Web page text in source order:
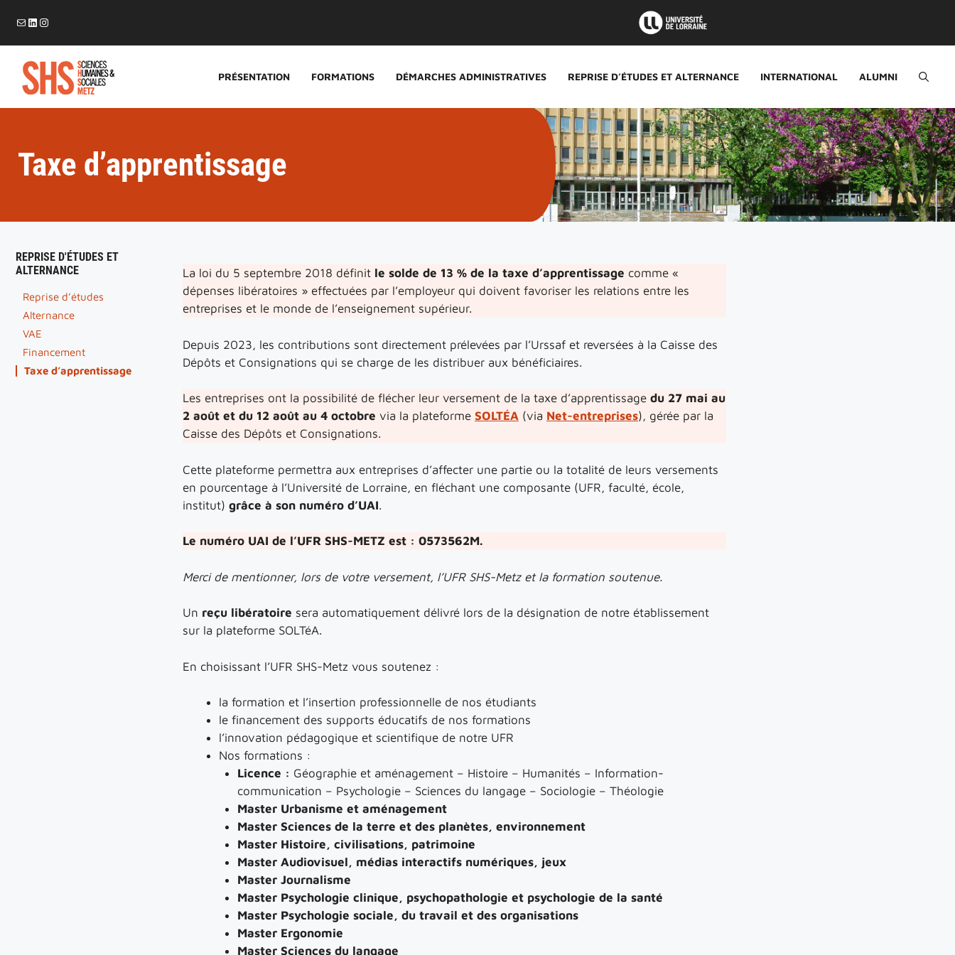
contenu
E-mailLinkedIn
Instagram
PRÉSENTATION FORMATIONS DÉMARCHES ADMINISTRATIVES REPRISE D’ÉTUDES ET ALTERNANCE INTERNATIONAL ALUMNI
Taxe d’apprentissage
La loi du 5 septembre 2018 définit le solde de 13 % de la taxe d’apprentissage comme «
dépenses libératoires » effectuées par l’employeur qui doivent favoriser les relations entre les
entreprises et le monde de l’enseignement supérieur.
Depuis 2023, les contributions sont directement prélevées par l’Urssaf et reversées à la Caisse des
Dépôts et Consignations qui se charge de les distribuer aux bénéficiaires.
Les entreprises ont la possibilité de flécher leur versement de la taxe d’apprentissage du 27 mai au
2 août et du 12 août au 4 octobre via la plateforme SOLTÉA (via Net-entreprises), gérée par la
Caisse des Dépôts et Consignations.
Cette plateforme permettra aux entreprises d’affecter une partie ou la totalité de leurs versements
en pourcentage à l’Université de Lorraine, en fléchant une composante (UFR, faculté, école,
institut) grâce à son numéro d’UAI.
Le numéro UAI de l’UFR SHS-METZ est : 0573562M.
Merci de mentionner, lors de votre versement, l’UFR SHS-Metz et la formation soutenue.
Un reçu libératoire sera automatiquement délivré lors de la désignation de notre établissement
sur la plateforme SOLTéA.
En choisissant l’UFR SHS-Metz vous soutenez :
la formation et l’insertion professionnelle de nos étudiants
le financement des supports éducatifs de nos formations
l’innovation pédagogique et scientifique de notre UFR
Nos formations :
Licence : Géographie et aménagement – Histoire – Humanités – Information-
communication – Psychologie – Sciences du langage – Sociologie – Théologie
Master Urbanisme et aménagement
Master Sciences de la terre et des planètes, environnement
Master Histoire, civilisations, patrimoine
Master Audiovisuel, médias interactifs numériques, jeux
Master Journalisme
Master Psychologie clinique, psychopathologie et psychologie de la santé
Master Psychologie sociale, du travail et des organisations
Master Ergonomie
Master Sciences du langage
REPRISE D'ÉTUDES ET
ALTERNANCE
Reprise d’études
Alternance
VAE
Financement
Taxe d’apprentissage